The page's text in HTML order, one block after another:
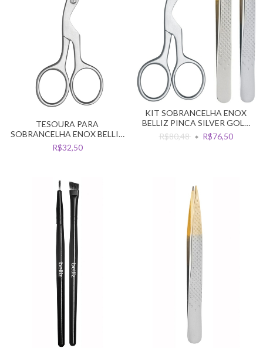
TESOURA PARA
SOBRANCELHA ENOX BELLIZ
PONTA DE PRECISAO
R$32,50
KIT SOBRANCELHA ENOX
BELLIZ PINCA SILVER GOLD
FINA + RETA + TESOURA
R$80,48 R$76,50